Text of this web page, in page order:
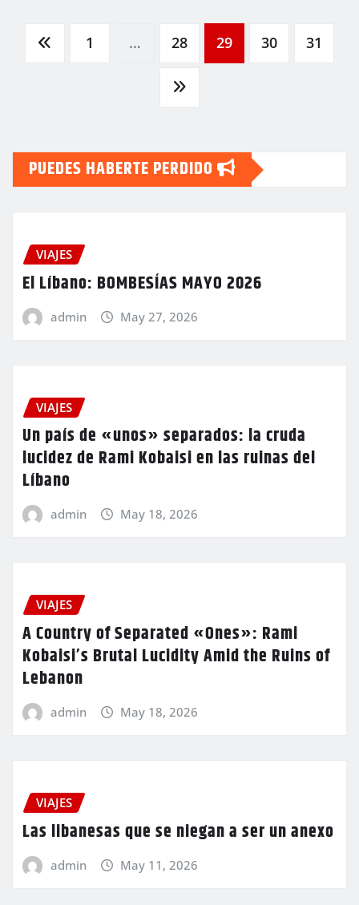
Navegación
1 … 28 29 30 31
PUEDES HABERTE PERDIDO
VIAJES
El Líbano: BOMBESÍAS MAYO 2026
admin May 27, 2026
VIAJES
Un país de «unos» separados: la cruda
lucidez de Rami Kobaisi en las ruinas del
Líbano
admin May 18, 2026
VIAJES
A Country of Separated «Ones»: Rami
Kobaisi’s Brutal Lucidity Amid the Ruins of
Lebanon
admin May 18, 2026
VIAJES
Las libanesas que se niegan a ser un anexo
admin May 11, 2026